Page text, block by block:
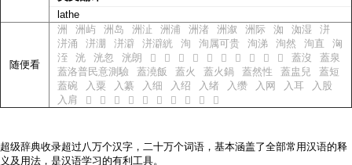
lathe
随便看
洲 洲屿 洲岛 洲沚 洲浦 洲渚 洲溆 洲际 洳 洳湿
洴
洴涌
洴淜 洴澼 洴澼絖 洵 洵属可贵 洵涕 洵然 洵直
洶
洷
洸 洸忽 洸朗 𠔥 𠔦 𠔧 𠔨 𠔩 𠔪 𠔫 𠔬 𠔭 𠔮 蓋沒
蓋泉
蓋洛普民意測驗
蓋澆飯 蓋火 蓋火鍋 蓋然性 蓋盅兒
蓋短
蓋碗
入粟 入纂 入细 入绍 入绪 入缵 入网 入耳
入股
入肩
𰬱 𰬲 𰬳 𰬴 𰬵 𰬶 𰬷 𰬸 𰬹 𰬺
超级辞典收录超过八万个汉字，二十万个词语，基本涵盖了全部常用汉语的释
义及用法，是汉语学习的有利工具。